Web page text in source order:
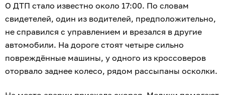
О ДТП стало известно около 17:00. По словам
свидетелей, один из водителей, предположительно,
не справился с управлением и врезался в другие
автомобили. На дороге стоят четыре сильно
повреждённые машины, у одного из кроссоверов
оторвало заднее колесо, рядом рассыпаны осколки.